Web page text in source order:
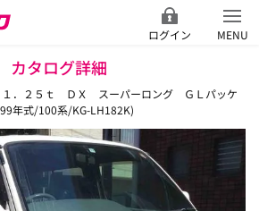
ログイン MENU
カタログ詳細
１．２５ｔ ＤＸ スーパーロング ＧＬパッケ
年式/100系/KG-LH182K)